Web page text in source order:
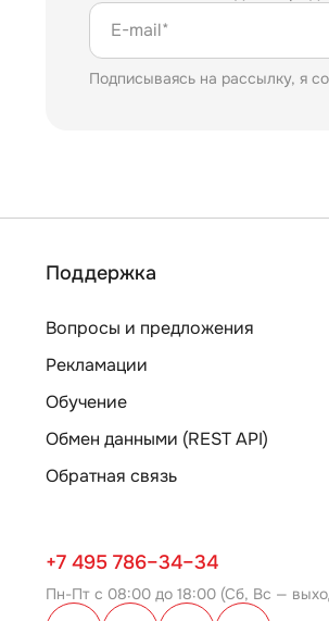
E-mail*
Подписываясь на рассылку, я
Поддержка
Вопросы и предложения
Рекламации
Обучение
Обмен данными (REST API)
Обратная связь
+7 495 786–34–34
Пн-Пт с 08:00 до 18:00 (Сб, Вс —